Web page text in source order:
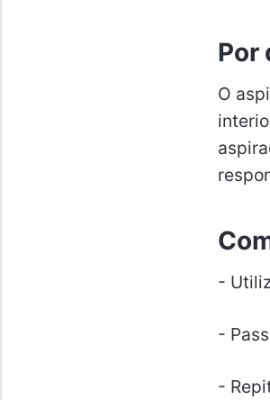
Por
O
-
-
-